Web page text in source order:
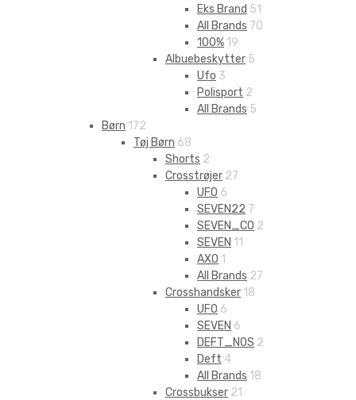
Eks Brand 51
All Brands 70
100% 19
Albuebeskytter 5
Ufo 3
Polisport 2
All Brands 5
Børn 172
Tøj Børn 68
Shorts 2
Crosstrøjer 27
UFO 6
SEVEN22 7
SEVEN_CO 2
SEVEN 11
AXO 1
All Brands 27
Crosshandsker 18
UFO 6
SEVEN 6
DEFT_NOS 2
Deft 4
All Brands 18
Crossbukser 21